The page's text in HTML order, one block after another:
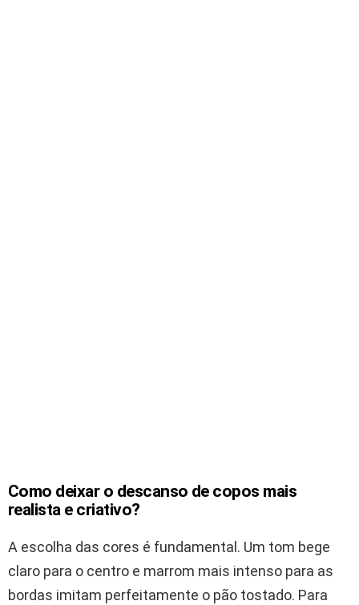
Como deixar o descanso de copos mais
realista e criativo?
A escolha das cores é fundamental. Um tom bege
claro para o centro e marrom mais intenso para as
bordas imitam perfeitamente o pão tostado. Para